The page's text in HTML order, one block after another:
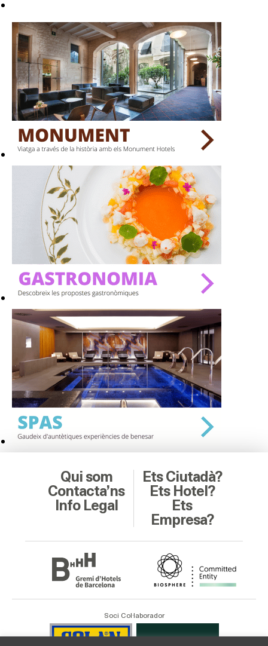
Què vols fer?
HOTELS
TERRASSES
BARS
SPAS
RESTAURANTS
SALES
Activitats
On?
Qui som
Contacta’ns
Info Legal
Ets Ciutadà?
Ets Hotel?
Ets
Empresa?
Soci Col·laborador